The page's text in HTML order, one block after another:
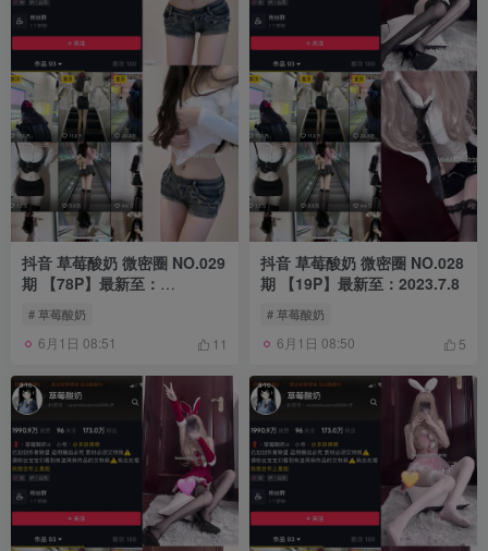
抖音 草莓酸奶 微密圈 NO.029
期 【78P】最新至：
# 草莓酸奶
6月1日 08:51 11
抖音 草莓酸奶 微密圈 NO.028
期 【19P】最新至：2023.7.8
# 草莓酸奶
6月1日 08:50 5